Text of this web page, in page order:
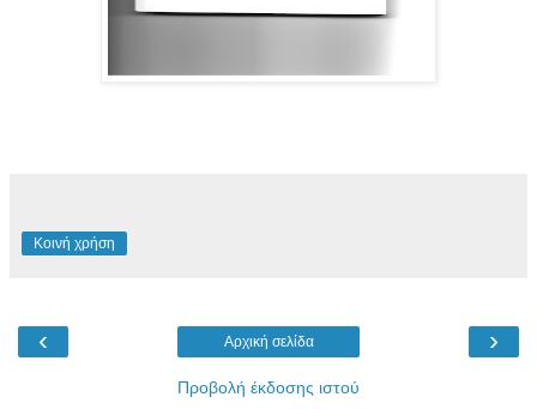
Κοινή χρήση
‹ ›
Αρχική σελίδα
Προβολή έκδοσης ιστού